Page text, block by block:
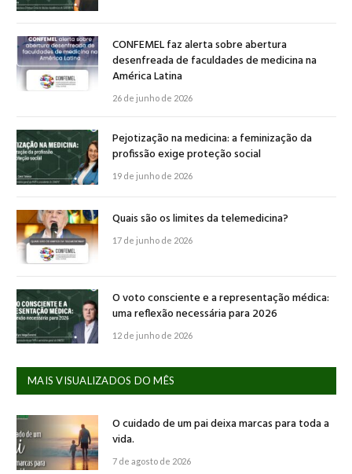
CONFEMEL faz alerta sobre abertura
desenfreada de faculdades de medicina na
América Latina
26 de junho de 2026
Pejotização na medicina: a feminização da
profissão exige proteção social
19 de junho de 2026
Quais são os limites da telemedicina?
17 de junho de 2026
O voto consciente e a representação médica:
uma reflexão necessária para 2026
12 de junho de 2026
MAIS VISUALIZADOS DO MÊS
O cuidado de um pai deixa marcas para toda a
vida.
7 de agosto de 2026